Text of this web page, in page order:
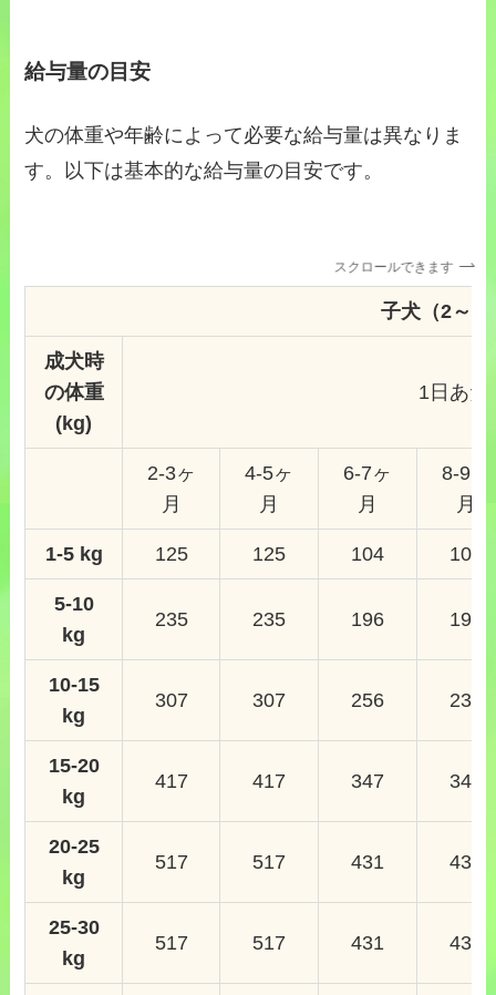
給与量の目安
犬の体重や年齢によって必要な給与量は異なりま
す。以下は基本的な給与量の目安です。
スクロールできます
子犬（2～
成犬時
の体重
(kg)
1日あた
2-3ヶ
月
4-5ヶ
月
6-7ヶ
月
8-9ヶ
月
1-5 kg 125 125 104 104
5-10
kg
235 235 196 196
10-15
kg
307 307 256 230
15-20
kg
417 417 347 347
20-25
kg
517 517 431 431
25-30
kg
517 517 431 431